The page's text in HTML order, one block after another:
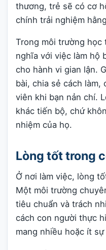
thương, trẻ sẽ có cơ
chính trải nghiệm
Trong môi trường
nghĩa với việc làm hộ
cho hành vi gian lận.
bài, chia sẻ cách làm,
viên khi bạn nản chí.
khác tiến bộ, chứ
nhiệm của họ.
Lòng tốt trong
Ở nơi làm việc, lòng
Một môi trường
tiêu chuẩn và trách
cách con người thực
mang nhiều hoặc ít